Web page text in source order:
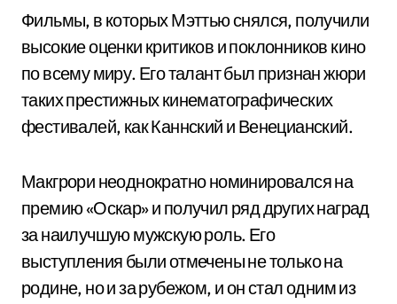
Фильмы, в которых Мэттью снялся, получили
высокие оценки критиков и поклонников кино
по всему миру. Его талант был признан жюри
таких престижных кинематографических
фестивалей, как Каннский и Венецианский.
Макгрори неоднократно номинировался на
премию «Оскар» и получил ряд других наград
за наилучшую мужскую роль. Его
выступления были отмечены не только на
родине, но и за рубежом, и он стал одним из